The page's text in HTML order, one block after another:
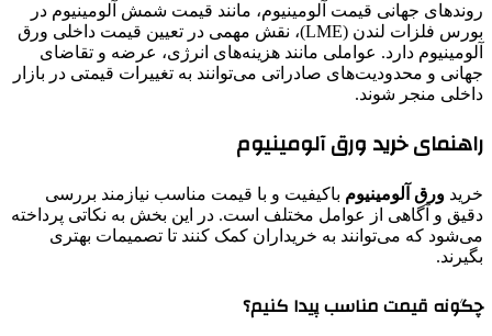
روندهای جهانی قیمت آلومینیوم، مانند قیمت شمش آلومینیوم در
بورس فلزات لندن (LME)، نقش مهمی در تعیین قیمت داخلی ورق
آلومینیوم دارد. عواملی مانند هزینه‌های انرژی، عرضه و تقاضای
جهانی و محدودیت‌های صادراتی می‌توانند به تغییرات قیمتی در بازار
داخلی منجر شوند.
راهنمای خرید ورق آلومینیوم
خرید ورق آلومینیوم باکیفیت و با قیمت مناسب نیازمند بررسی
دقیق و آگاهی از عوامل مختلف است. در این بخش به نکاتی پرداخته
می‌شود که می‌توانند به خریداران کمک کنند تا تصمیمات بهتری
بگیرند.
چگونه قیمت مناسب پیدا کنیم؟